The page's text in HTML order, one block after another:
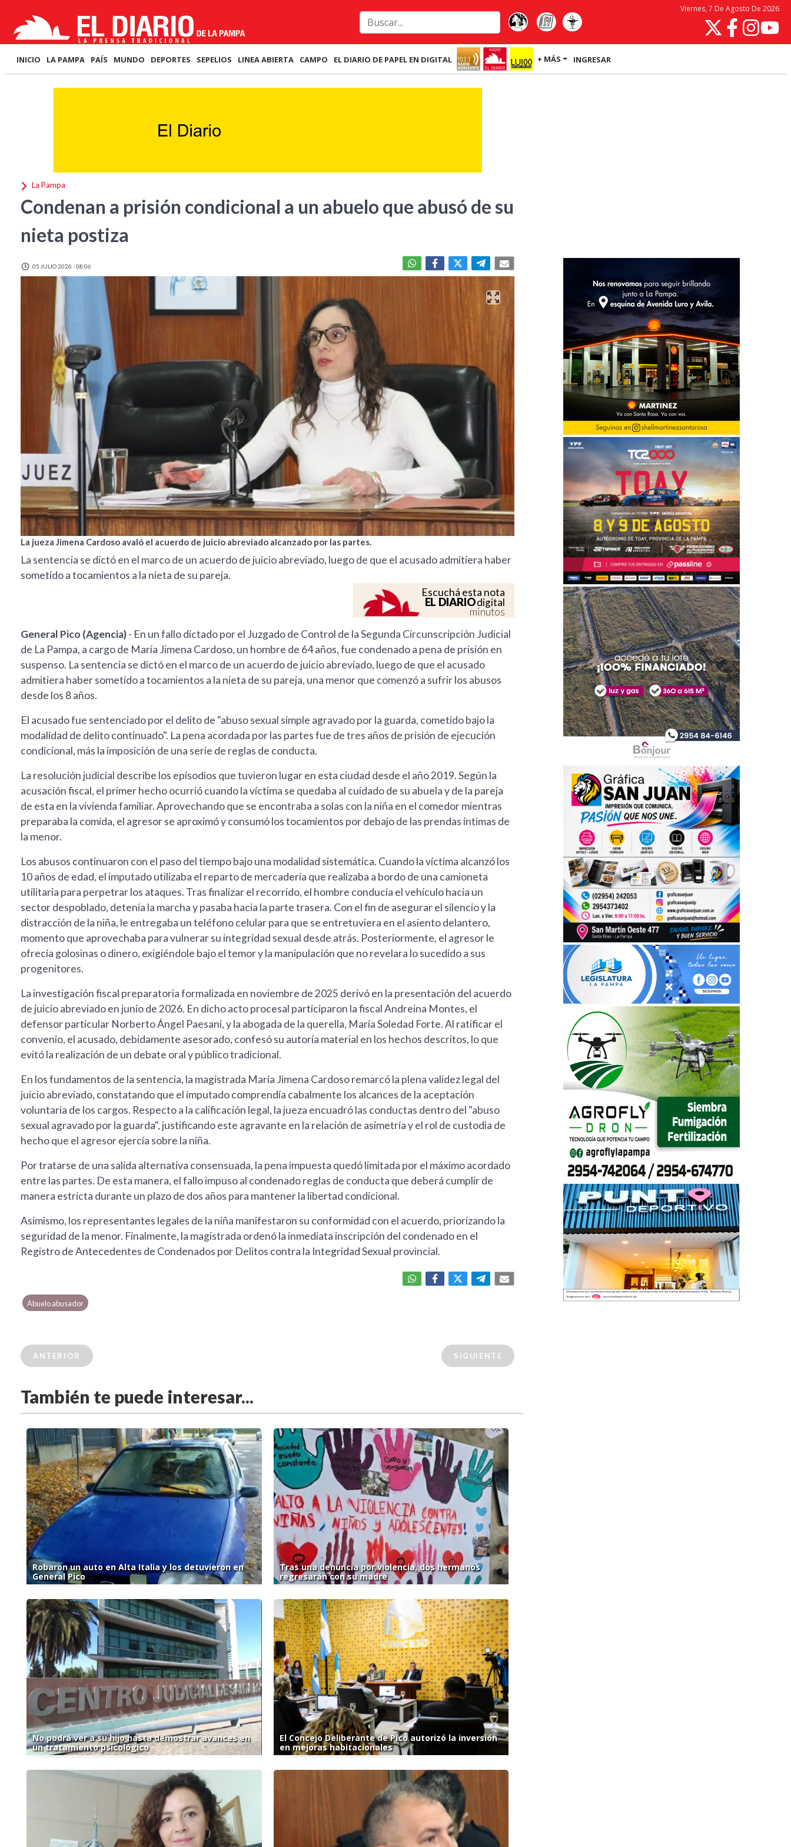
Viernes, 7 De Agosto De 2026
INICIO LA PAMPA PAÍS MUNDO DEPORTES SEPELIOS LINEA ABIERTA CAMPO EL DIARIO DE PAPEL EN DIGITAL + MÁS INGRESAR
La Pampa
Condenan a prisión condicional a un abuelo que abusó de su
nieta postiza
05 JULIO 2026 - 08:06
La jueza Jimena Cardoso avaló el acuerdo de juicio abreviado alcanzado por las partes.
La sentencia se dictó en el marco de un acuerdo de juicio abreviado, luego de que el acusado admitiera haber
sometido a tocamientos a la nieta de su pareja.
Escuchá esta nota
EL DIARIOdigital
minutos
General Pico (Agencia)- En un fallo dictado por el Juzgado de Control de la Segunda Circunscripción Judicial
de La Pampa, a cargo de María Jimena Cardoso, un hombre de 64 años, fue condenado a pena de prisión en
suspenso. La sentencia se dictó en el marco de un acuerdo de juicio abreviado, luego de que el acusado
admitiera haber sometido a tocamientos a la nieta de su pareja, una menor que comenzó a sufrir los abusos
desde los 8 años.
El acusado fue sentenciado por el delito de "abuso sexual simple agravado por la guarda, cometido bajo la
modalidad de delito continuado". La pena acordada por las partes fue de tres años de prisión de ejecución
condicional, más la imposición de una serie de reglas de conducta.
La resolución judicial describe los episodios que tuvieron lugar en esta ciudad desde el año 2019. Según la
acusación fiscal, el primer hecho ocurrió cuando la víctima se quedaba al cuidado de su abuela y de la pareja
de esta en la vivienda familiar. Aprovechando que se encontraba a solas con la niña en el comedor mientras
preparaba la comida, el agresor se aproximó y consumó los tocamientos por debajo de las prendas íntimas de
la menor.
Los abusos continuaron con el paso del tiempo bajo una modalidad sistemática. Cuando la víctima alcanzó los
10 años de edad, el imputado utilizaba el reparto de mercadería que realizaba a bordo de una camioneta
utilitaria para perpetrar los ataques. Tras finalizar el recorrido, el hombre conducía el vehículo hacia un
sector despoblado, detenía la marcha y pasaba hacia la parte trasera. Con el fin de asegurar el silencio y la
distracción de la niña, le entregaba un teléfono celular para que se entretuviera en el asiento delantero,
momento que aprovechaba para vulnerar su integridad sexual desde atrás. Posteriormente, el agresor le
ofrecía golosinas o dinero, exigiéndole bajo el temor y la manipulación que no revelara lo sucedido a sus
progenitores.
La investigación fiscal preparatoria formalizada en noviembre de 2025 derivó en la presentación del acuerdo
de juicio abreviado en junio de 2026. En dicho acto procesal participaron la fiscal Andreina Montes, el
defensor particular Norberto Ángel Paesani, y la abogada de la querella, María Soledad Forte. Al ratificar el
convenio, el acusado, debidamente asesorado, confesó su autoría material en los hechos descritos, lo que
evitó la realización de un debate oral y público tradicional.
En los fundamentos de la sentencia, la magistrada María Jimena Cardoso remarcó la plena validez legal del
juicio abreviado, constatando que el imputado comprendía cabalmente los alcances de la aceptación
voluntaria de los cargos. Respecto a la calificación legal, la jueza encuadró las conductas dentro del "abuso
sexual agravado por la guarda", justificando este agravante en la relación de asimetría y el rol de custodia de
hecho que el agresor ejercía sobre la niña.
Por tratarse de una salida alternativa consensuada, la pena impuesta quedó limitada por el máximo acordado
entre las partes. De esta manera, el fallo impuso al condenado reglas de conducta que deberá cumplir de
manera estricta durante un plazo de dos años para mantener la libertad condicional.
Asimismo, los representantes legales de la niña manifestaron su conformidad con el acuerdo, priorizando la
seguridad de la menor. Finalmente, la magistrada ordenó la inmediata inscripción del condenado en el
Registro de Antecedentes de Condenados por Delitos contra la Integridad Sexual provincial.
Abuelo abusador
ANTERIOR SIGUIENTE
También te puede interesar...
Robaron un auto en Alta Italia y los detuvieron en
General Pico
Tras una denuncia por violencia, dos hermanos
regresarán con su madre
No podrá ver a su hijo hasta demostrar avances en
un tratamiento psicológico
El Concejo Deliberante de Pico autorizó la inversión
en mejoras habitacionales